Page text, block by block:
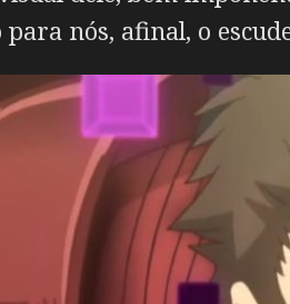
para nós, afinal, o